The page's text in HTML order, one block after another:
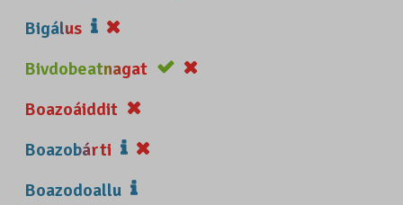
Bigálus
Bivdobeatnagat
Boazoáiddit
Boazobárti
Boazodoallu